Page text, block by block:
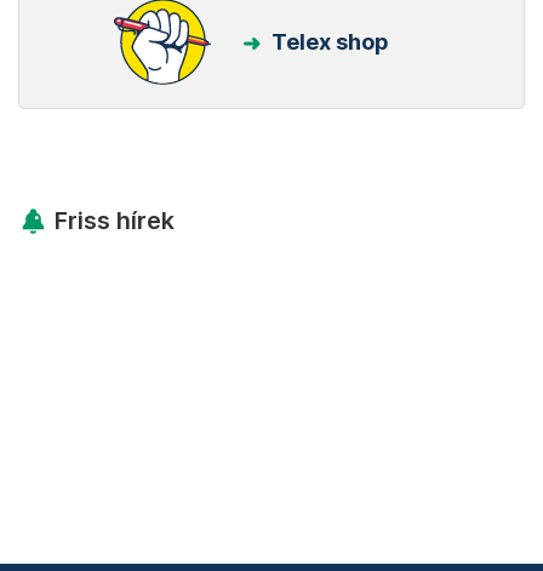
Telex shop
Friss hírek